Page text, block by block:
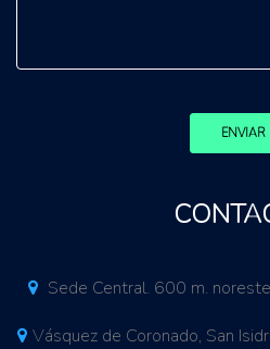
ENVIAR
Sede Central. 600 m.
Vásquez de Coronado, San